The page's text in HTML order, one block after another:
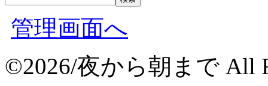
管理画面へ
©2026/夜から朝まで All